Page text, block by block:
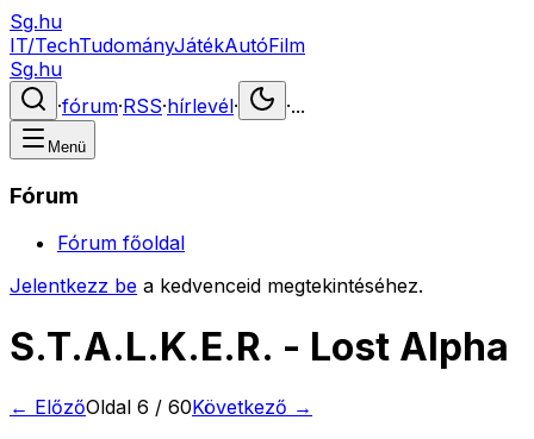
Sg.hu
IT/TechTudományJátékAutóFilm
Sg.hu
·fórum·RSS·hírlevél· ·...
Menü
Fórum
Fórum főoldal
Jelentkezz be a kedvenceid megtekintéséhez.
S.T.A.L.K.E.R. - Lost Alpha
← ElőzőOldal 6 / 60Következő →